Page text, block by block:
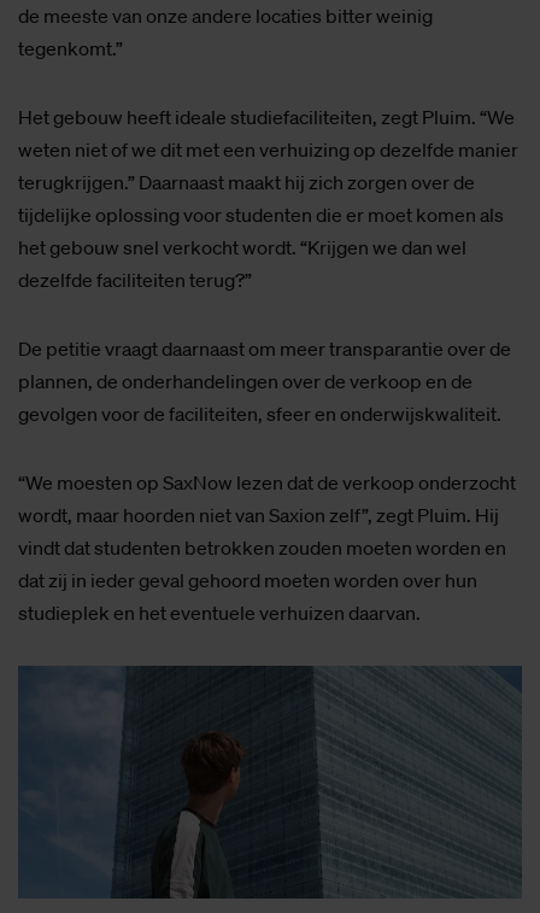
de meeste van onze andere locaties bitter weinig
tegenkomt.”
Het gebouw heeft ideale studiefaciliteiten, zegt Pluim. “We
weten niet of we dit met een verhuizing op dezelfde manier
terugkrijgen.” Daarnaast maakt hij zich zorgen over de
tijdelijke oplossing voor studenten die er moet komen als
het gebouw snel verkocht wordt. “Krijgen we dan wel
dezelfde faciliteiten terug?”
De petitie vraagt daarnaast om meer transparantie over de
plannen, de onderhandelingen over de verkoop en de
gevolgen voor de faciliteiten, sfeer en onderwijskwaliteit.
“We moesten op SaxNow lezen dat de verkoop onderzocht
wordt, maar hoorden niet van Saxion zelf”, zegt Pluim. Hij
vindt dat studenten betrokken zouden moeten worden en
dat zij in ieder geval gehoord moeten worden over hun
studieplek en het eventuele verhuizen daarvan.